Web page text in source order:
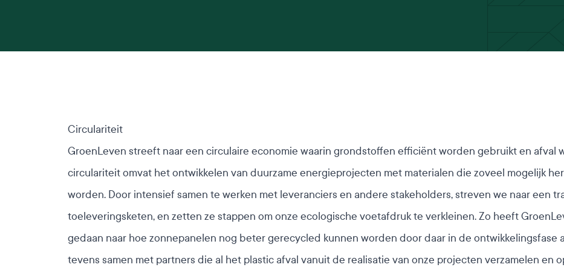
Circulariteit
GroenLeven streeft naar een circulaire economie waarin grondstoffen efficiënt worden gebruikt en afval
circulariteit omvat het ontwikkelen van duurzame energieprojecten met materialen die zoveel mogelijk
worden. Door intensief samen te werken met leveranciers en andere stakeholders, streven we naar een
toeleveringsketen, en zetten ze stappen om onze ecologische voetafdruk te verkleinen. Zo heeft
gedaan naar hoe zonnepanelen nog beter gerecycled kunnen worden door daar in de ontwikkelingsfase
tevens samen met partners die al het plastic afval vanuit de realisatie van onze projecten verzamelen en